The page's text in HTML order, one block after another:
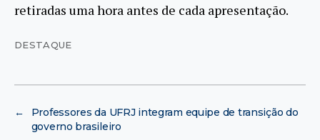
retiradas uma hora antes de cada apresentação.
DESTAQUE
←
Professores da UFRJ integram equipe de transição do
governo brasileiro